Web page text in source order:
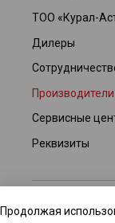
ТОО «Курал-
Дилеры
Производители
Сервисные
Реквизиты
© 2026
технические
Продолжая